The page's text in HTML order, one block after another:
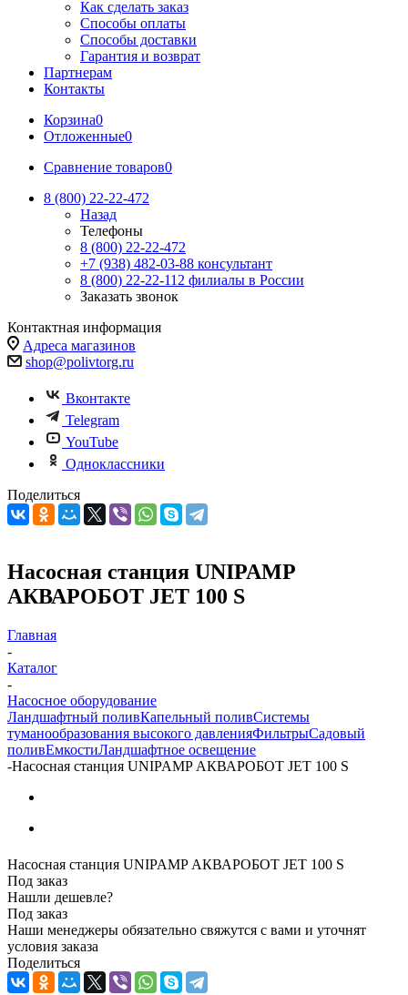
Как сделать заказ
Способы оплаты
Способы доставки
Гарантия и возврат
Партнерам
Контакты
Корзина0
Отложенные0
Сравнение товаров0
8 (800) 22-22-472
Назад
Телефоны
8 (800) 22-22-472
+7 (938) 482-03-88 консультант
8 (800) 22-22-112 филиалы в России
Заказать звонок
Контактная информация
Адреса магазинов
shop@polivtorg.ru
Вконтакте
Telegram
YouTube
Одноклассники
Поделиться
Насосная станция UNIPAMP
АКВАРОБОТ JET 100 S
Главная
-
Каталог
-
Насосное оборудование
Ландшафтный поливКапельный поливСистемы
туманообразования высокого давленияФильтрыСадовый
поливЕмкостиЛандшафтное освещение
-Насосная станция UNIPAMP АКВАРОБОТ JET 100 S
Насосная станция UNIPAMP АКВАРОБОТ JET 100 S
Под заказ
Нашли дешевле?
Под заказ
Наши менеджеры обязательно свяжутся с вами и уточнят
условия заказа
Поделиться